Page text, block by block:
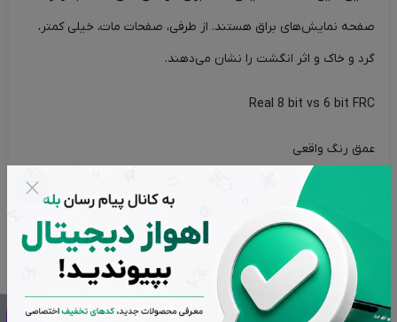
صفحه نمایش‌های براق هستند. از طرفی، صفحات مات، خیلی کمتر،
گرد و خاک و اثر انگشت را نشان می‌دهند.
Real 8 bit vs 6 bit FRC
عمق رنگ واقعی
مانیتور Fater F22-075W1 دارای عمق رنگِ واقعی 8 بیتی است.
بعضی از مانیتورها هستند که دارای عمق رنگِ واقعی 8 بیتی نیستند.
بدین صورت که دارای عمق رنگِ واقعی 6 بیتی هستند و با کمک
فناوری FRC می‌توانند تا 8 بیت رنگ را تولید کنند. مسلماً صفحات